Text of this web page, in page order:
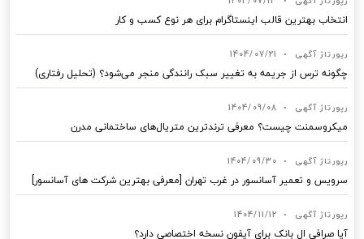
انتخاب بهترین قالب‌ اینستاگرام برای هر نوع کسب‌ و کار
رپورتاژ آگهی •
1404/07/21
چگونه ترس از جریمه به تغییر سبک رانندگی منجر می‌شود؟ (تحلیل رفتاری)
رپورتاژ آگهی •
1404/09/08
میکروسمنت چیست؟ معرفی ترندترین متریال‌های ساختمانی مدرن
رپورتاژ آگهی •
1404/09/30
سرویس و تعمیر آسانسور در غرب تهران [معرفی بهترین شرکت های آسانسور]
رپورتاژ آگهی •
1404/11/12
آیا صرافی ال بانک برای آیفون نسخه اختصاصی دارد؟